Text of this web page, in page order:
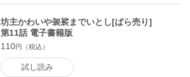
坊主かわいや袈裟までいとし[ばら売り]
第11話 電子書籍版
110円（税込）
試し読み